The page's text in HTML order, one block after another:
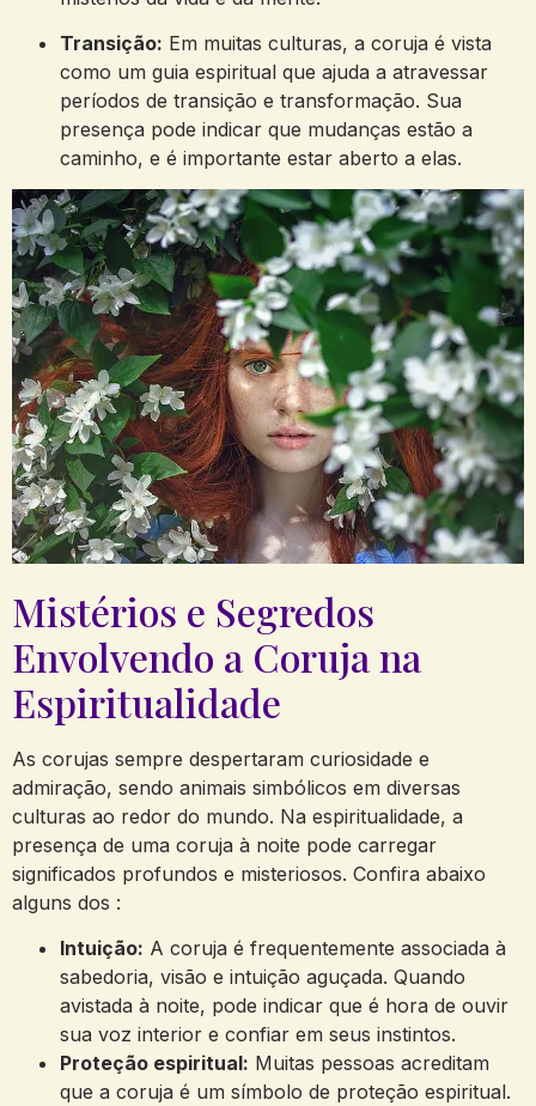
Transição: Em muitas culturas, a coruja é vista
como um guia espiritual que ajuda a atravessar
períodos de transição e transformação. Sua
presença pode indicar que mudanças estão a
caminho, e é importante estar aberto a elas.
Mistérios e Segredos
Envolvendo a Coruja na
Espiritualidade
As corujas sempre despertaram curiosidade e
admiração, sendo animais simbólicos em diversas
culturas ao redor do mundo. Na espiritualidade, a
presença de uma coruja à noite pode carregar
significados profundos e misteriosos. Confira abaixo
alguns dos :
Intuição: A coruja é frequentemente associada à
sabedoria, visão e intuição aguçada. Quando
avistada à noite, pode indicar que é hora de ouvir
sua voz interior e confiar em seus instintos.
Proteção espiritual: Muitas pessoas acreditam
que a coruja é um símbolo de proteção espiritual.